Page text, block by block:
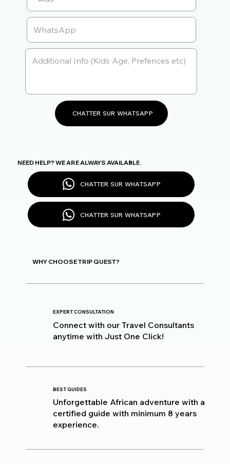
CHATTER SUR WHATSAPP
NEED HELP? WE ARE ALWAYS AVAILABLE.
CHATTER SUR WHATSAPP
CHATTER SUR WHATSAPP
WHY CHOOSE TRIP QUEST?
EXPERT CONSULTATION
Connect with our Travel Consultants
anytime with Just One Click!
BEST GUIDES
Unforgettable African adventure with a
certified guide with minimum 8 years
experience.